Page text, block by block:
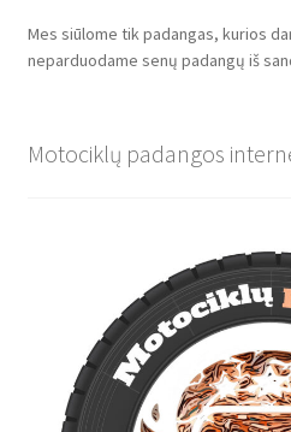
Mes siūlome tik padangas, kurios
neparduodame senų padangų iš
Motociklų padangos